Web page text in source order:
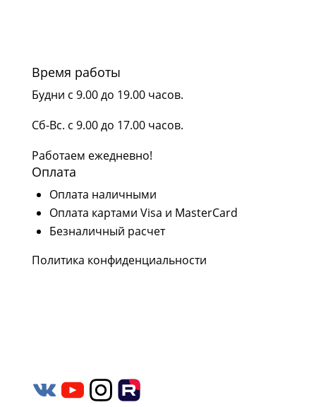
Время работы
Будни с 9.00 до 19.00 часов.
Сб-Вс. с 9.00 до 17.00 часов.
Работаем ежедневно!
Оплата
Оплата наличными
Оплата картами Visa и MasterCard
Безналичный расчет
Политика конфиденциальности